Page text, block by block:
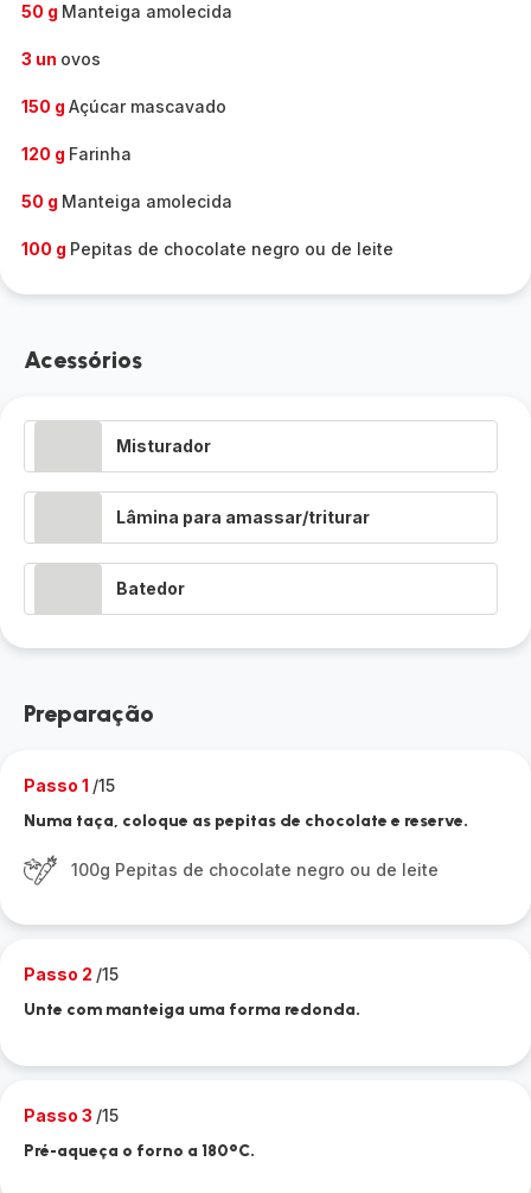
50 g Manteiga amolecida
3 un ovos
150 g Açúcar mascavado
120 g Farinha
50 g Manteiga amolecida
100 g Pepitas de chocolate negro ou de leite
Acessórios
Misturador
Lâmina para amassar/triturar
Batedor
Preparação
Passo 1 /15
Numa taça, coloque as pepitas de chocolate e reserve.
100g Pepitas de chocolate negro ou de leite
Passo 2 /15
Unte com manteiga uma forma redonda.
Passo 3 /15
Pré-aqueça o forno a 180°C.